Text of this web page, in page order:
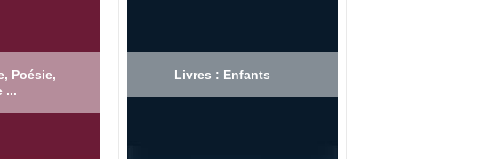
Poésie,
...
Livres : Enfants